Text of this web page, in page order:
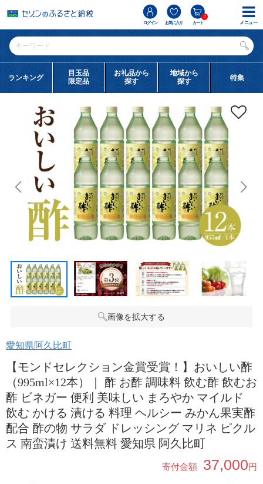
ログイン お気に入り カート
0
ランキング
目玉品
限定品
お礼品から
探す
地域から
探す
特集
画像を拡大する
愛知県阿久比町
【モンドセレクション金賞受賞！】おいしい酢
（995ml×12本）｜ 酢 お酢 調味料 飲む酢 飲むお
酢 ビネガー 便利 美味しい まろやか マイルド
飲む かける 漬ける 料理 ヘルシー みかん果実酢
配合 酢の物 サラダ ドレッシング マリネ ピクル
ス 南蛮漬け 送料無料 愛知県 阿久比町
寄付金額 37,000円
メニュー